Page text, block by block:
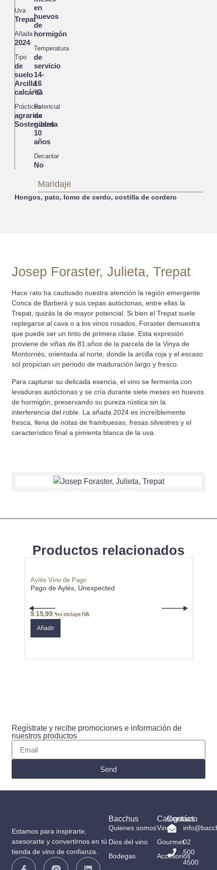
Uva
Trepat
Añada
2024
Tipo
de
suelo
Arcilla
calcárea
Prácticas
agrarias
Sostenibles
en
huevos
de
hormigón
Temperatura
de
servicio
14-
16
°C
Potencial
de
guarda
10
años
Decantar
No
Maridaje
Hongos, pato, lomo de cerdo, costilla de cordero
Josep Foraster, Julieta, Trepat
Hace rato ha cautivado nuestra atención la región emergente
Conca de Barberá y sus cepas autóctonas, entre ellas la
Trepat, quizás la de mayor potencial. Si bien el Trepat suele
replegarse al cava o a los vinos rosados, Foraster demuestra
que puede ser un tinto de primera clase. Esta expresión
proviene de viñas de 81 años de la parcela de la Vinya de
Montornès, orientada al norte, donde la arcilla roja y el escaso
sol propician un periodo de maduración largo y fresco.
Para capturar su delicada esencia, el vino se fermenta con
levaduras autóctonas y se cría durante siete meses en huevos
de hormigón, preservando su pureza rústica sin la
interferencia del roble. La añada 2024 es increíblemente
fresca, llena de notas de frambuesas, fresas silvestres y el
característico final a pimienta blanca de la uva.
Productos relacionados
Aylés Vino de Pago
Pago de Aylés, Unexpected
$15,99 *no incluye IVA
Añadir
Regístrate y recibe promociones e información de
nuestros productos
Send
Estamos para inspirarte,
asesorarte y convertirnos en tú
tienda de vino de confianza.
Bacchus
Quienes somos
Dios del vino
Bodegas
Categorías
Vinos
Gourmet
Accesorios
Contacto
02
500
4500